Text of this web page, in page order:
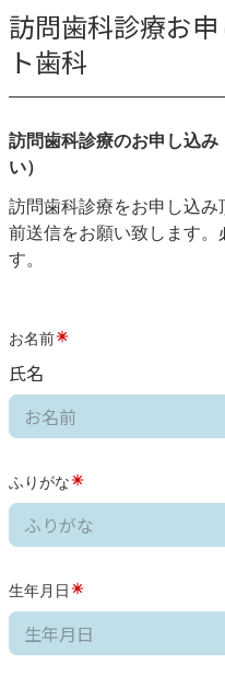
訪問歯科診療お
ト歯科
訪問歯科診療のお申し込
い）
訪問歯科診療をお申し込
前送信をお願い致します。
す。
お名前
氏名
ふりがな
生年月日